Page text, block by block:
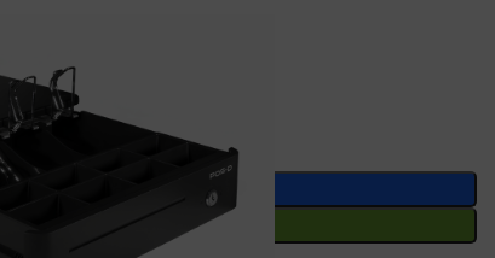
Comprar Ahora